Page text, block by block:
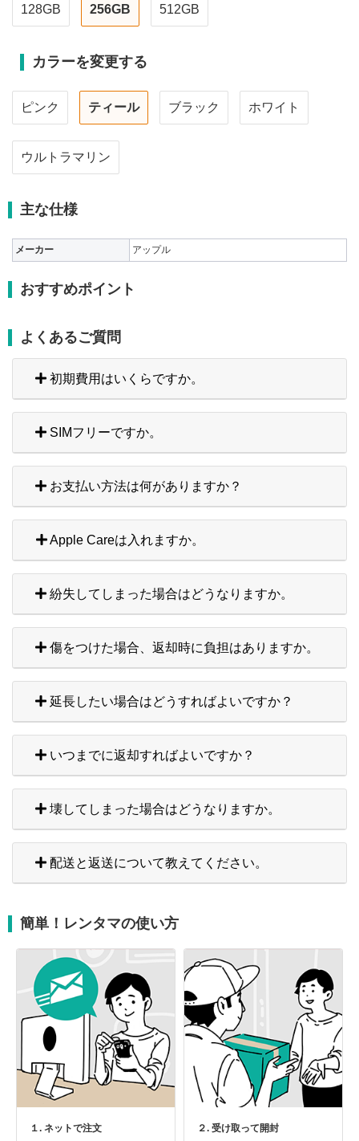
128GB 256GB 512GB
カラーを変更する
ピンク ティール ブラック ホワイト
ウルトラマリン
主な仕様
メーカー アップル
おすすめポイント
よくあるご質問
初期費用はいくらですか。
SIMフリーですか。
お支払い方法は何がありますか？
Apple Careは入れますか。
紛失してしまった場合はどうなりますか。
傷をつけた場合、返却時に負担はありますか。
延長したい場合はどうすればよいですか？
いつまでに返却すればよいですか？
壊してしまった場合はどうなりますか。
配送と返送について教えてください。
簡単！レンタマの使い方
１. ネットで注文 ２. 受け取って開封